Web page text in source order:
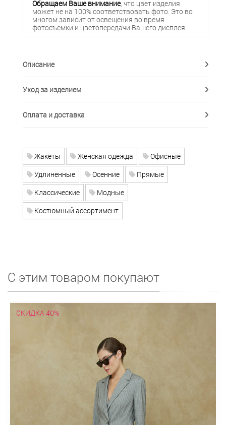
Обращаем Ваше внимание, что цвет изделия
может не на 100% соответствовать фото. Это во
многом зависит от освещения во время
фотосъемки и цветопередачи Вашего дисплея.
Описание
Уход за изделием
Оплата и доставка
Жакеты Женская одежда
Офисные
Удлиненные
Осенние
Прямые
Классические
Модные
Костюмный ассортимент
С этим товаром покупают
СКИДКА 40%